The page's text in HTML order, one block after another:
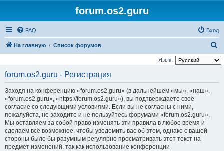
forum.os2.guru
FAQ Вход
На главную Список форумов
о
Язык:
forum.os2.guru - Регистрация
Заходя на конференцию «forum.os2.guru» (в дальнейшем «мы», «наш»,
«forum.os2.guru», «https://forum.os2.guru»), вы подтверждаете своё
согласие со следующими условиями. Если вы не согласны с ними,
пожалуйста, не заходите и не пользуйтесь форумами «forum.os2.guru».
Мы оставляем за собой право изменять эти правила в любое время и
сделаем всё возможное, чтобы уведомить вас об этом, однако с вашей
стороны было бы разумным регулярно просматривать этот текст на
предмет изменений, так как использование конференции